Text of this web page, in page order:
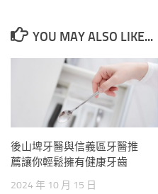
YOU MAY ALSO LIKE...
後山埤牙醫與信義區牙醫推
薦讓你輕鬆擁有健康牙齒
2024 年 10 月 15 日